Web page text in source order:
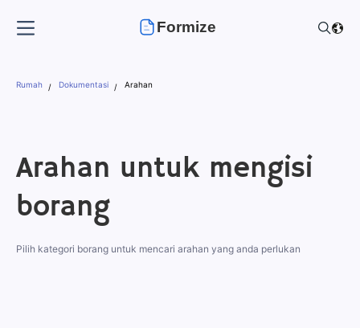
Formize
Rumah Dokumentasi Arahan
Arahan untuk mengisi
borang
Pilih kategori borang untuk mencari arahan yang anda perlukan